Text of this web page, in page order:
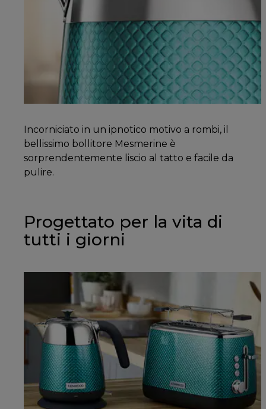
Incorniciato in un ipnotico motivo a rombi, il
bellissimo bollitore Mesmerine è
sorprendentemente liscio al tatto e facile da
pulire.
Progettato per la vita di
tutti i giorni